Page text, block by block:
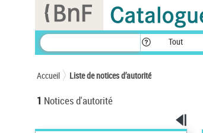
Tout
Accueil Liste de notices d’autorité
1 Notices d'autorité
Panneau de gestion des cookies